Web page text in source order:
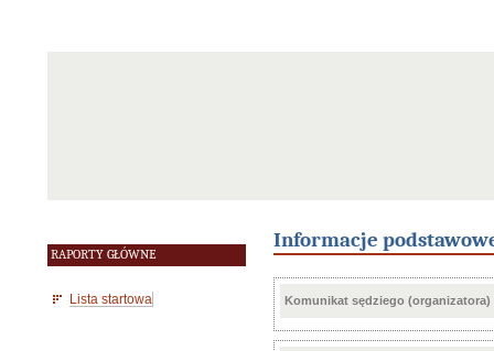
RAPORTY GŁÓWNE
Lista startowa
Informacje
Komunikat sędziego (organizatora)